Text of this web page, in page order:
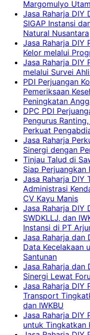
Margomulyo
Jasa Raharja DIY
SIGAP Instansi
Natural Nusantara
Jasa Raharja DIY
Kelor melalui
Jasa Raharja DIY
melalui Survei
PDI Perjuangan
Pemeriksaan
Peningkatan
DPC PDI
Pengurus
Perkuat
Jasa Raharja
Sinergi dengan
Tinjau Talud di
Siap Perjuangkan
Jasa Raharja DIY
Administrasi
CV Kayu Manis
Jasa Raharja DIY
SWDKLLJ, dan
Instansi di PT
Jasa Raharja dan
Data Kecelakaan
Santunan
Jasa Raharja dan
Sinergi Lewat
Jasa Raharja DIY
Transport
dan IWKBU
Jasa Raharja DIY
untuk Tingkatkan